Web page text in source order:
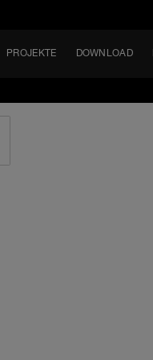
PROJEKTE DOWNLOAD